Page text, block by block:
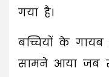
गया है।
बच्चियों के
सामने आया जब